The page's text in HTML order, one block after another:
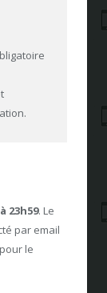
23h59. Le
par email
le